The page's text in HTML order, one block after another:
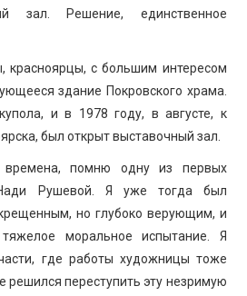
зал. Решение, единственное
красноярцы, с большим интересом
здание Покровского храма.
и в 1978 году, в августе, к
был открыт выставочный зал.
помню одну из первых
Рушевой. Я уже тогда был
но глубоко верующим, и
моральное испытание. Я
где работы художницы тоже
решился переступить эту незримую